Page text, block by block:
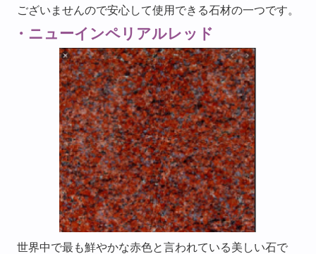
ございませんので安心して使用できる石材の一つです。
・ニューインペリアルレッド
世界中で最も鮮やかな赤色と言われている美しい石で